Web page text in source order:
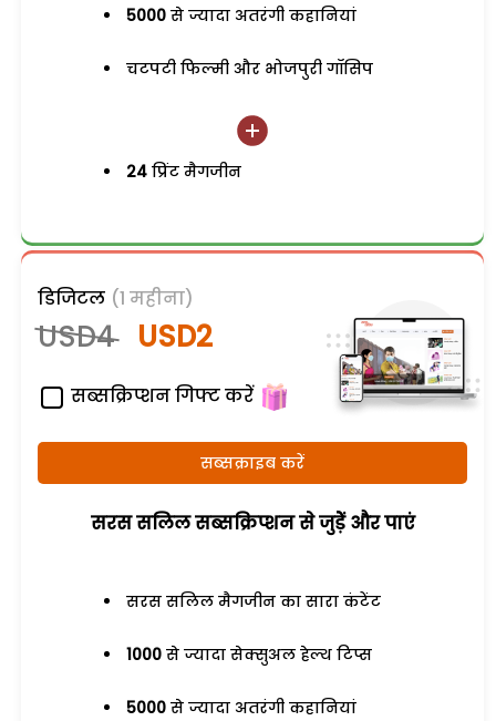
5000 से ज्यादा अतरंगी कहानियां
चटपटी फिल्मी और भोजपुरी गॉसिप
24 प्रिंट मैगजीन
डिजिटल (1 महीना)
USD4 USD2
सब्सक्रिप्शन गिफ्ट करें
सब्सक्राइब करें
सरस सलिल सब्सक्रिप्शन से जुड़ेें और पाएं
सरस सलिल मैगजीन का सारा कंटेंट
1000 से ज्यादा सेक्सुअल हेल्थ टिप्स
5000 से ज्यादा अतरंगी कहानियां